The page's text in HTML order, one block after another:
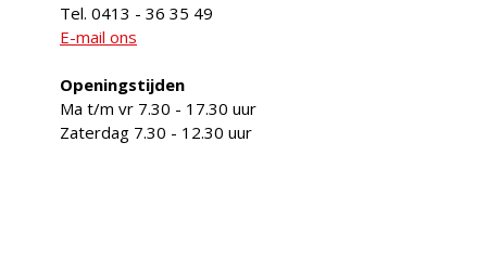
Tel. 0413 - 36 35 49
E-mail ons
Openingstijden
Ma t/m vr 7.30 - 17.30 uur
Zaterdag 7.30 - 12.30 uur